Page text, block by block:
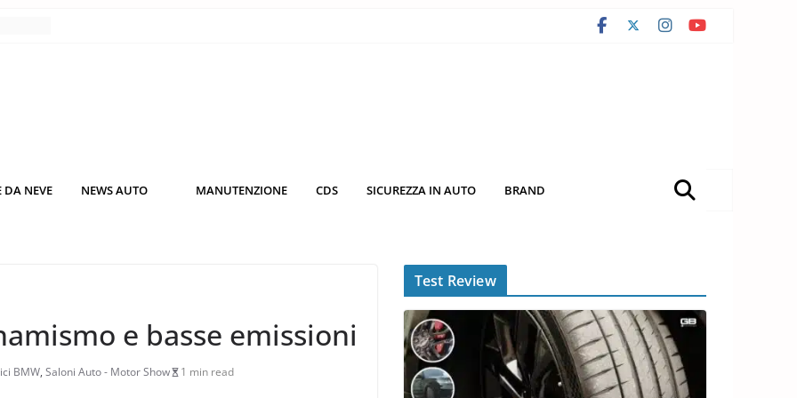
DA NEVE NEWS AUTO MANUTENZIONE CDS SICUREZZA IN AUTO BRAND
e basse emissioni
BMW, Saloni Auto - Motor Show 1 min read
Test Review